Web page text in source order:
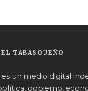
EL TABASQUEÑO
es un medio digital
gobierno,